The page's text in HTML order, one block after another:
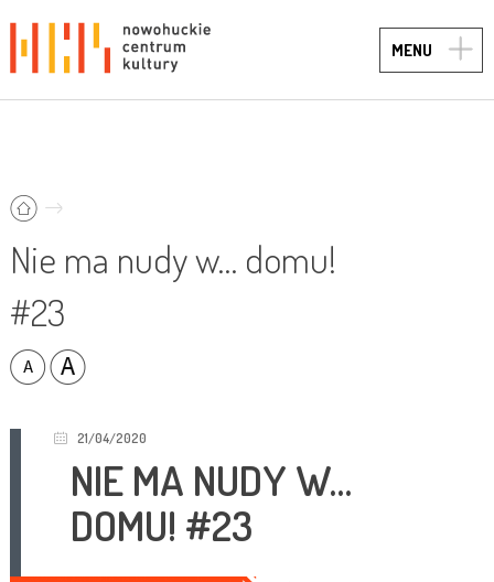
MENU
Nie ma nudy w… domu!
#23
21/04/2020
NIE MA NUDY W…
DOMU! #23